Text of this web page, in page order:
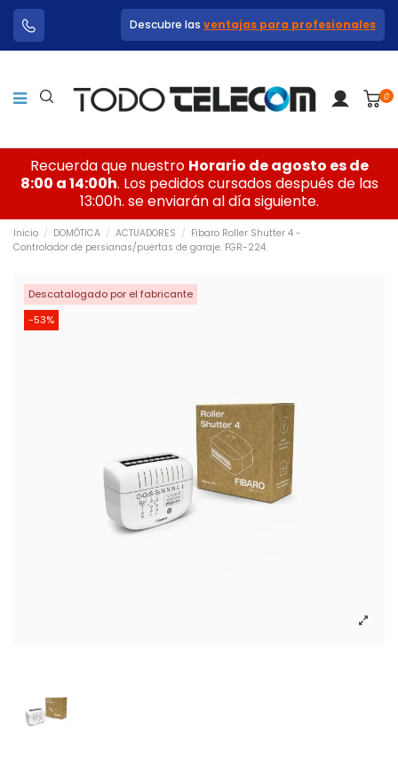
Descubre las ventajas para profesionales
0
Recuerda que nuestro Horario de agosto es de
8:00 a 14:00h. Los pedidos cursados después de las
13:00h. se enviarán al día siguiente.
Inicio DOMÓTICA ACTUADORES
Fibaro Roller Shutter 4 -
Controlador de persianas/puertas de garaje. FGR-224.
Descatalogado por el fabricante
-53%